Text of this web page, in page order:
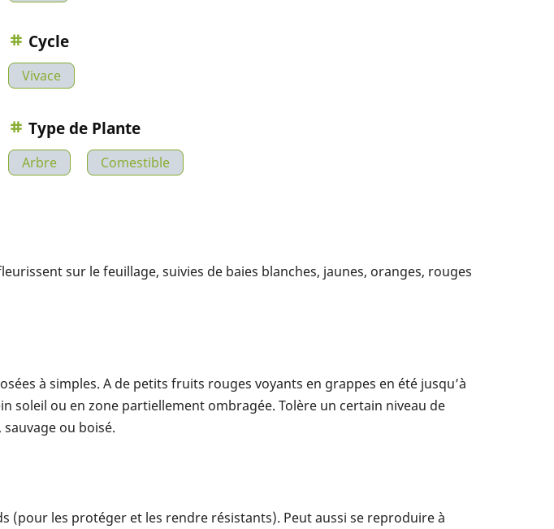
Cycle
Vivace
Type de Plante
Arbre Comestible
sur le feuillage, suivies de baies blanches, jaunes, oranges, rouges
à simples. A de petits fruits rouges voyants en grappes en été jusqu’à
soleil ou en zone partiellement ombragée. Tolère un certain niveau de
ou boisé.
(pour les protéger et les rendre résistants). Peut aussi se reproduire à